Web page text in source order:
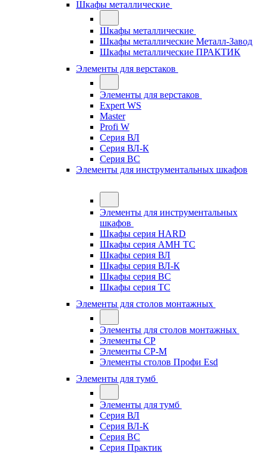
Шкафы металлические
Шкафы металлические
Шкафы металлические Металл-Завод
Шкафы металлические ПРАКТИК
Элементы для верстаков
Элементы для верстаков
Expert WS
Master
Profi W
Серия ВЛ
Серия ВЛ-К
Серия ВС
Элементы для инструментальных шкафов
Элементы для инструментальных
шкафов
Шкафы серия HARD
Шкафы серия АМН ТС
Шкафы серия ВЛ
Шкафы серия ВЛ-К
Шкафы серия ВС
Шкафы серия ТС
Элементы для столов монтажных
Элементы для столов монтажных
Элементы СР
Элементы СР-М
Элементы столов Профи Esd
Элементы для тумб
Элементы для тумб
Серия ВЛ
Серия ВЛ-К
Серия ВС
Серия Практик